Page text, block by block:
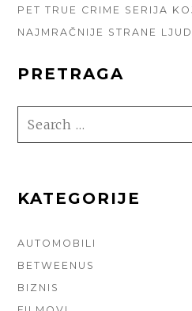
PET TRUE CRIME SERIJA
NAJMRAČNIJE STRANE
PRETRAGA
SEARCH
FOR:
KATEGORIJE
AUTOMOBILI
BETWEENUS
BIZNIS